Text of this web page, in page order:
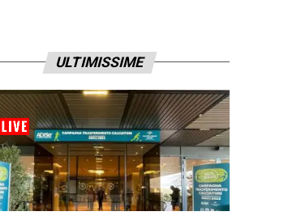
ULTIMISSIME